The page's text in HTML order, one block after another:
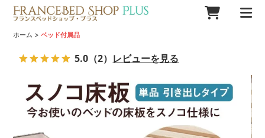
ホーム >ベッド付属品
5.0 （2） レビューを見る